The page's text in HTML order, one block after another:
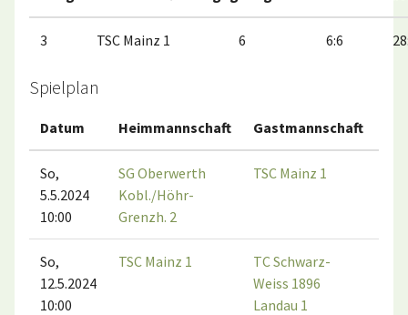
3 TSC Mainz 1 6 6:6
Spielplan
Datum Heimmannschaft Gastmannschaft
So,
5.5.2024
10:00
SG Oberwerth
Kobl./Höhr-
Grenzh. 2
TSC Mainz 1
So,
12.5.2024
10:00
TSC Mainz 1
TC Schwarz-
Weiss 1896
Landau 1